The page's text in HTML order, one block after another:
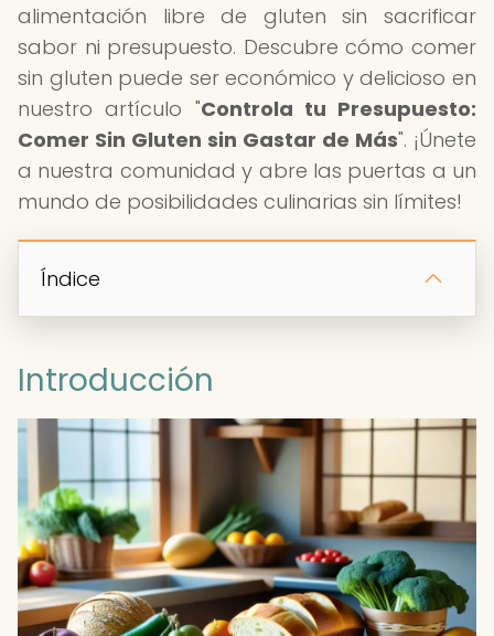
alimentación libre de gluten sin sacrificar
sabor ni presupuesto. Descubre cómo comer
sin gluten puede ser económico y delicioso en
nuestro artículo "Controla tu Presupuesto:
Comer Sin Gluten sin Gastar de Más". ¡Únete
a nuestra comunidad y abre las puertas a un
mundo de posibilidades culinarias sin límites!
Índice
Introducción